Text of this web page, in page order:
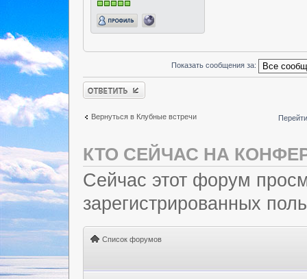
Показать сообщения за:
Ответить
Вернуться в Клубные встречи
КТО СЕЙЧАС НА
Сейчас этот форум
зарегистрированных
Список форумов